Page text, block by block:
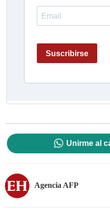
Unirme al
Agencia AFP